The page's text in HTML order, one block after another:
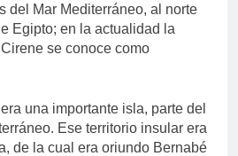
del Mar Mediterráneo, al norte
Egipto; en la actualidad la
se conoce como
una importante isla, parte del
Ese territorio insular era
de la cual era oriundo Bernabé